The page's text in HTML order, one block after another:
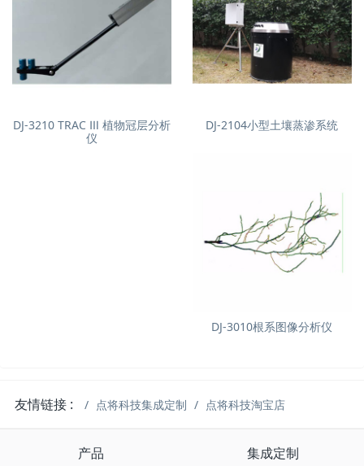
DJ-3210 TRAC Ⅲ 植物冠层分析
仪
DJ-2104小型土壤蒸渗系统
DJ-3010根系图像分析仪
友情链接 : 点将科技集成定制 点将科技淘宝店
产品 集成定制